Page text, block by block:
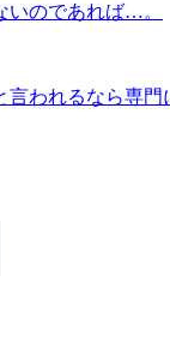
いのであれば…。
言われるなら専